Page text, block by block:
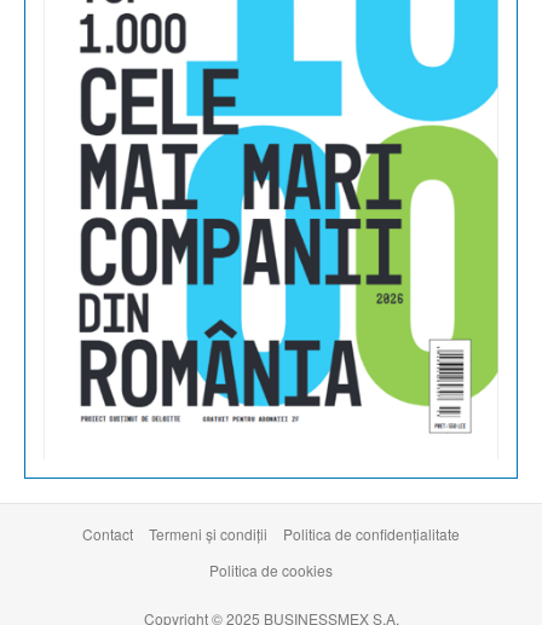
Contact Termeni şi condiţii
Politica de confidențialitate
Politica de cookies
Copyright © 2025 BUSINESSMEX S.A.